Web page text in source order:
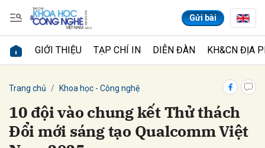
Gửi bài
GIỚI THIỆU TẠP CHÍ IN DIỄN ĐÀN KH&CN ĐỊA
Trang chủ Khoa học - Công nghệ
10 đội vào chung kết Thử thách
Đổi mới sáng tạo Qualcomm Việt
Gửi bình luận